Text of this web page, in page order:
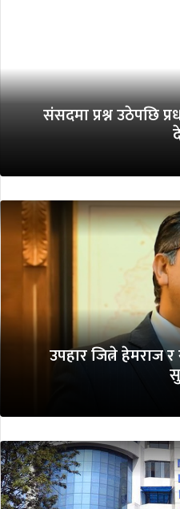
संसदमा प्रश्न उठेपछि
उपहार जित्ने हेमराज